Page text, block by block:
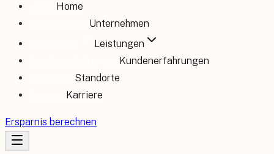
Home
Unternehmen
Leistungen
Kundenerfahrungen
Standorte
Karriere
Ersparnis berechnen